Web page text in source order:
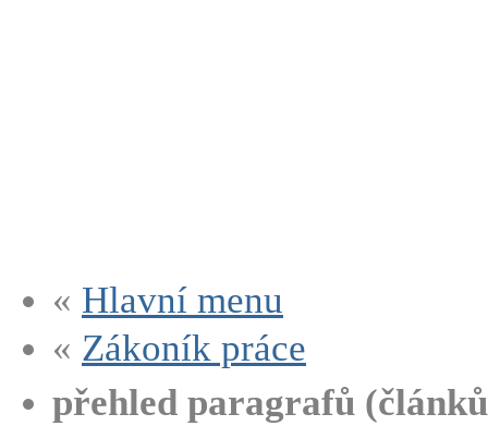
« Hlavní menu
« Zákoník práce
přehled paragrafů